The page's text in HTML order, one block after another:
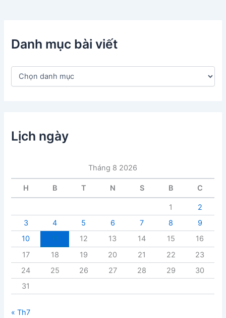
Danh mục bài viết
D
c
b
i
Lịch ngày
Tháng 8 2026
H B T N S B C
1
2
3
4 5 6 7 8
9
10
12 13 14 15
16
17
18 19 20 21 22
23
24
25 26 27 28 29
30
31
« Th7